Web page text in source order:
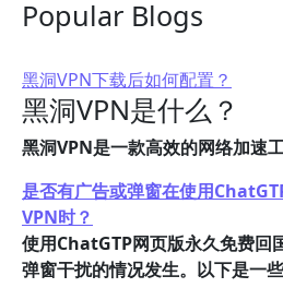
Popular Blogs
黑洞VPN下载后如何配置？
黑洞VPN是什么？
黑洞VPN是一款高效的网络加速工
是否有广告或弹窗在使用
VPN时？
使用ChatGTP网页版永久免费回
弹窗干扰的情况发生。以下是一